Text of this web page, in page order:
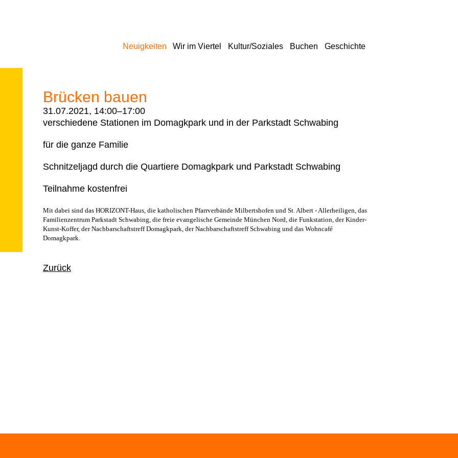
Neuigkeiten Wir im Viertel Kultur/Soziales Buchen Geschichte
Brücken bauen
31.07.2021, 14:00–17:00
verschiedene Stationen im Domagkpark und in der Parkstadt Schwabing
für die ganze Familie
Schnitzeljagd durch die Quartiere Domagkpark und Parkstadt Schwabing
Teilnahme kostenfrei
Mit dabei sind das HORIZONT-Haus, die katholischen Pfarrverbände Milbertshofen und St. Albert - Allerheiligen, das
Familienzentrum Parkstadt Schwabing, die freie evangelische Gemeinde München Nord, die Funkstation, der Kinder-
Kunst-Koffer, der Nachbarschaftstreff Domagkpark, der Nachbarschaftstreff Schwabing und das Wohncafé
Domagkpark.
Zurück